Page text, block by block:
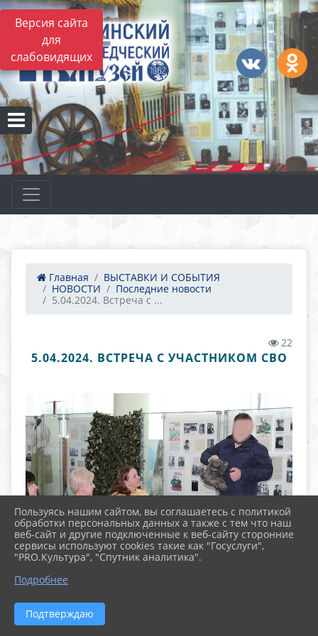
Версия сайта
для
слабовидящих
Главная
ВЫСТАВКИ И СОБЫТИЯ
НОВОСТИ
Последние новости
5.04.2024. Встреча с ...
22
5.04.2024. ВСТРЕЧА С УЧАСТНИКОМ СВО
Пользуясь нашим сайтом, вы соглашаетесь с политикой
обработки персональных данных а также с тем что наш
веб-сайт и другие подключенные к веб-сайту сторонние
сервисы используют cookies такие как "Госуслуги",
"PRO.Культура", "Спутник аналитика".
Подробнее
Подтверждаю